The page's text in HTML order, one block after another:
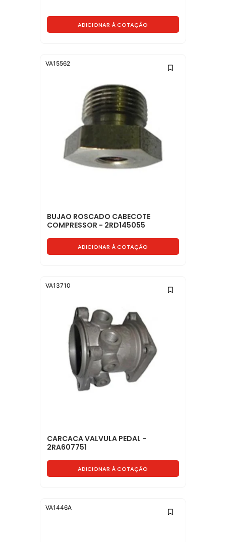
ADICIONAR À COTAÇÃO
BUJAO ROSCADO CABECOTE
COMPRESSOR - 2RD145055
ADICIONAR À COTAÇÃO
VA15562
CARCACA VALVULA PEDAL -
2RA607751
ADICIONAR À COTAÇÃO
VA13710
VA1446A